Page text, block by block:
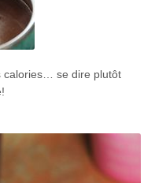
calories… se dire plutôt